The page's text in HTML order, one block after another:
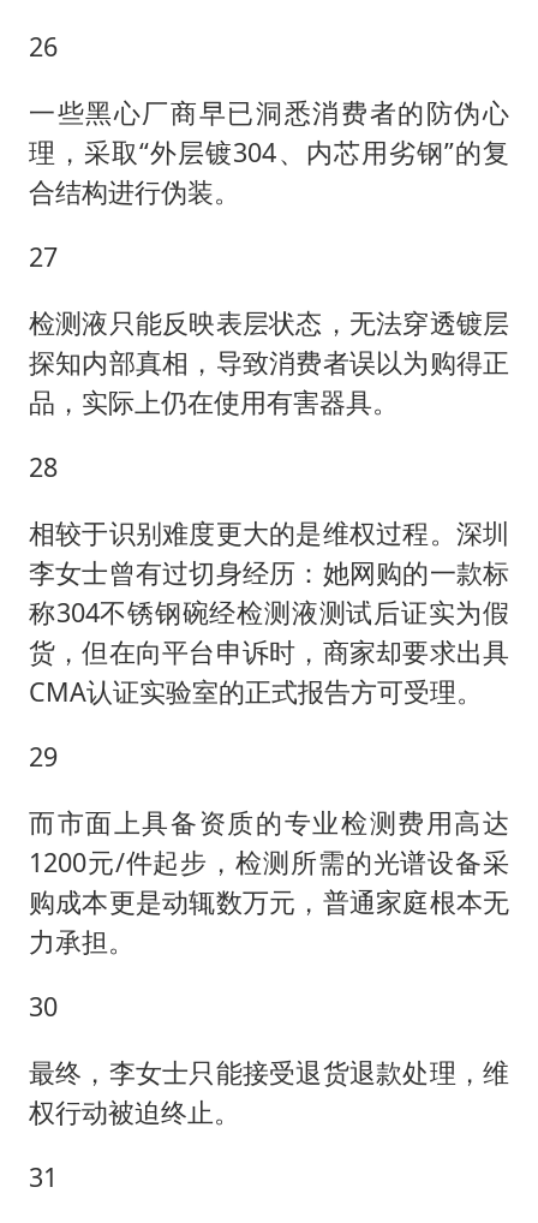
26
一些黑心厂商早已洞悉消费者的防伪心
理，采取“外层镀304、内芯用劣钢”的复
合结构进行伪装。
27
检测液只能反映表层状态，无法穿透镀层
探知内部真相，导致消费者误以为购得正
品，实际上仍在使用有害器具。
28
相较于识别难度更大的是维权过程。深圳
李女士曾有过切身经历：她网购的一款标
称304不锈钢碗经检测液测试后证实为假
货，但在向平台申诉时，商家却要求出具
CMA认证实验室的正式报告方可受理。
29
而市面上具备资质的专业检测费用高达
1200元/件起步，检测所需的光谱设备采
购成本更是动辄数万元，普通家庭根本无
力承担。
30
最终，李女士只能接受退货退款处理，维
权行动被迫终止。
31